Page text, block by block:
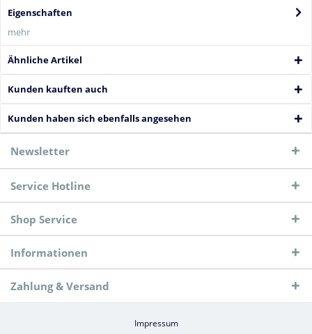
Eigenschaften
mehr
Ähnliche Artikel
Kunden kauften auch
Kunden haben sich ebenfalls angesehen
Newsletter
Service Hotline
Shop Service
Informationen
Zahlung & Versand
Impressum